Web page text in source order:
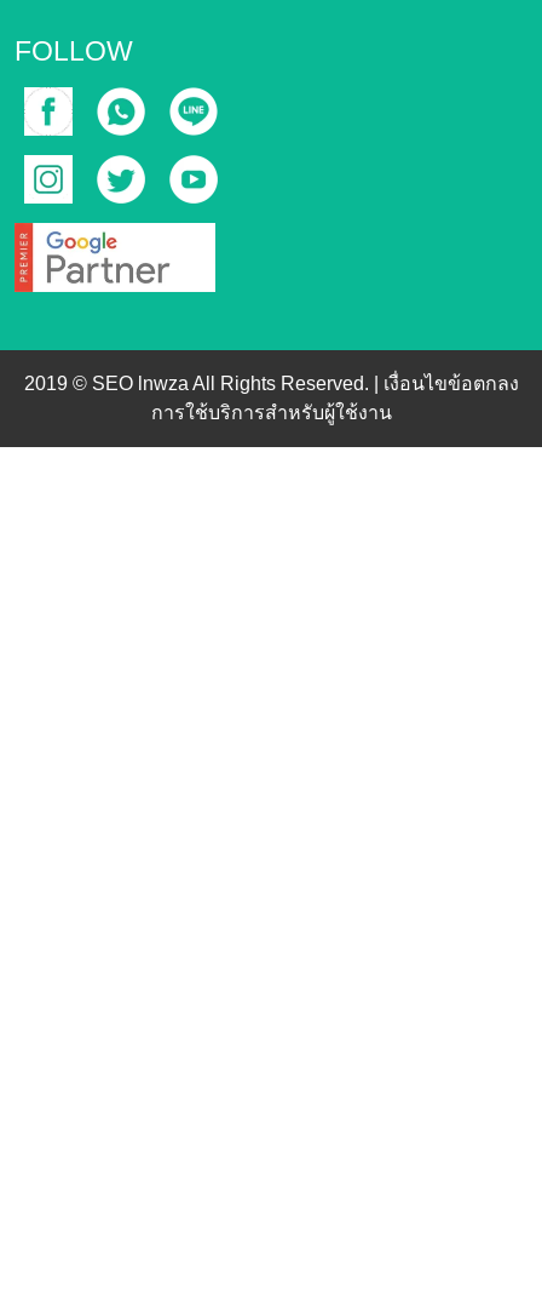
FOLLOW
2019 © SEO lnwza All Rights Reserved. | เงื่อนไขข้อตกลง
การใช้บริการสำหรับผู้ใช้งาน